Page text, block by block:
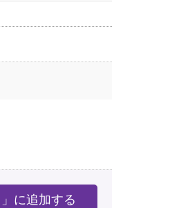
」に追加する